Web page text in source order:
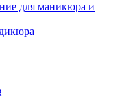
для маникюра и